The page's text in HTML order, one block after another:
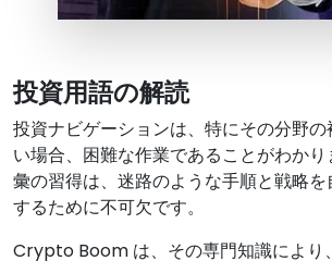
投資用語の解読
投資ナビゲーションは、特にその分野
い場合、困難な作業であることがわか
彙の習得は、迷路のような手順と戦略
するために不可欠です。
Crypto Boom は、その専門知識により